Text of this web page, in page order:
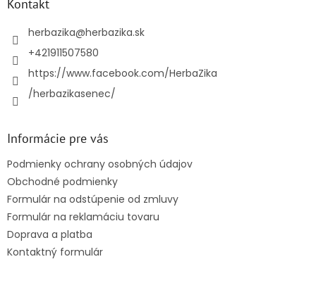
Kontakt
herbazika@herbazika.sk
+421911507580
https://www.facebook.com/HerbaZika
/herbazikasenec/
Informácie pre vás
Podmienky ochrany osobných údajov
Obchodné podmienky
Formulár na odstúpenie od zmluvy
Formulár na reklamáciu tovaru
Doprava a platba
Kontaktný formulár